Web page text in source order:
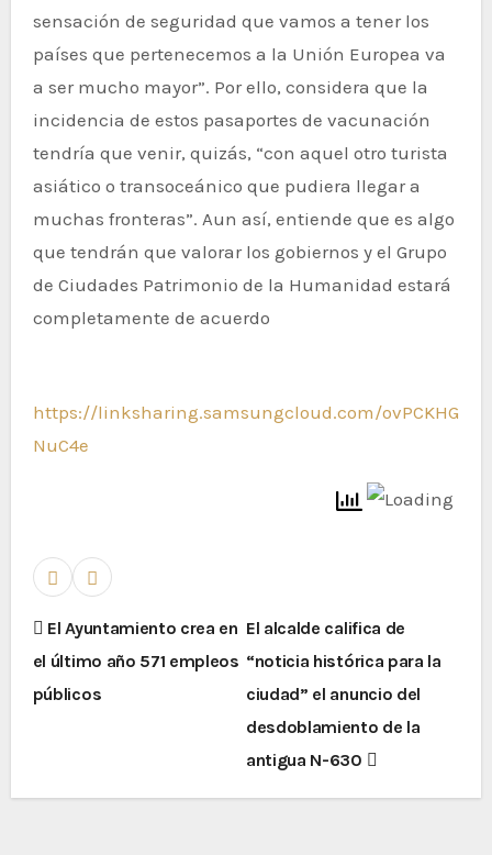
sensación de seguridad que vamos a tener los
países que pertenecemos a la Unión Europea va
a ser mucho mayor”. Por ello, considera que la
incidencia de estos pasaportes de vacunación
tendría que venir, quizás, “con aquel otro turista
asiático o transoceánico que pudiera llegar a
muchas fronteras”. Aun así, entiende que es algo
que tendrán que valorar los gobiernos y el Grupo
de Ciudades Patrimonio de la Humanidad estará
completamente de acuerdo
https://linksharing.samsungcloud.com/ovPCKHG
NuC4e
El Ayuntamiento crea en
el último año 571 empleos
públicos
El alcalde califica de
“noticia histórica para la
ciudad” el anuncio del
desdoblamiento de la
antigua N-630